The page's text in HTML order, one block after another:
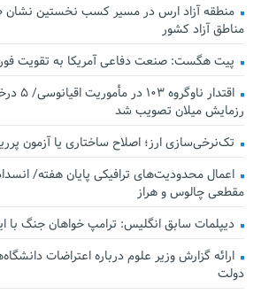
منطقه آزاد ارس در مسیر کسب نخستین نشان
مناطق آزاد کشور
پیت هگست: صنعت دفاعی آمریکا به تقویت
اقتدار
رزمایش میلان تصویب شد
تک‌نرخی‌سازی ارز؛ اصلاح ساختاری یا آزمون
اعمال محدودیت‌های ترافیکی پایان هفته/
مقطعی چالوس و هراز
دیپلمات سابق انگلیس:‌ ترامپ خواهان جنگ با
ارائه گزارش وزیر علوم درباره اعتراضات
دولت